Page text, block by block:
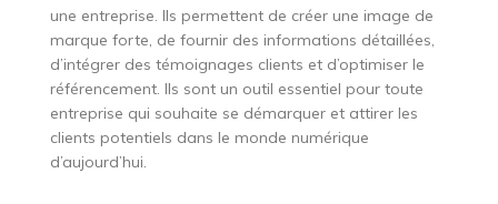
une entreprise. Ils permettent de créer une image de
marque forte, de fournir des informations détaillées,
d’intégrer des témoignages clients et d’optimiser le
référencement. Ils sont un outil essentiel pour toute
entreprise qui souhaite se démarquer et attirer les
clients potentiels dans le monde numérique
d’aujourd’hui.